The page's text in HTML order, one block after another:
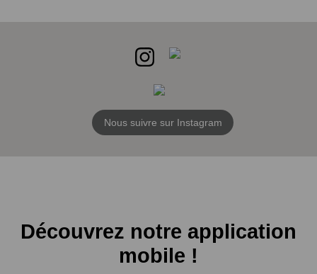
Nous suivre sur Instagram
Découvrez notre application
mobile !